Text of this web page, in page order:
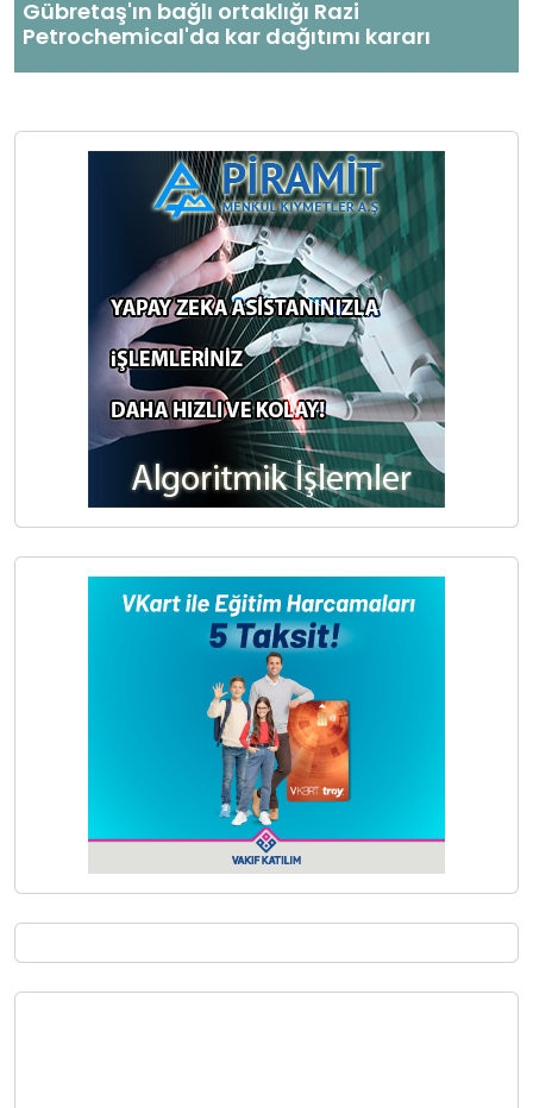
Gübretaş'ın bağlı ortaklığı Razi
Petrochemical'da kar dağıtımı kararı